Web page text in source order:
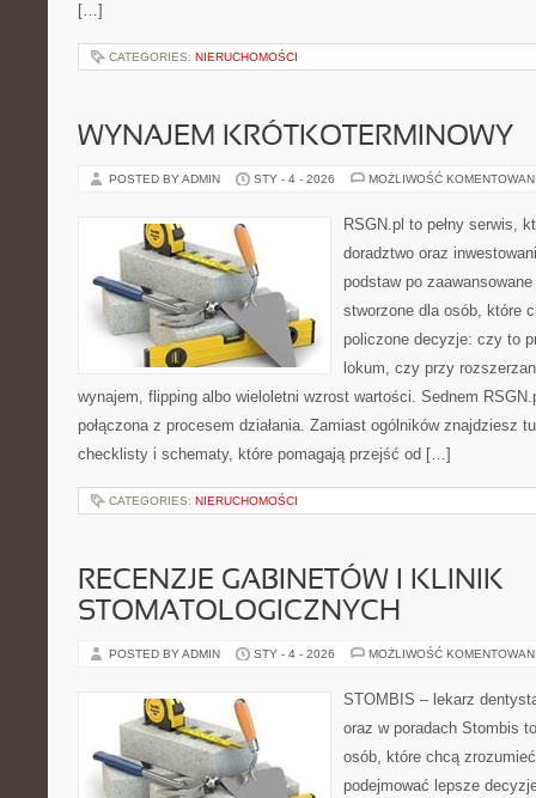
[…]
CATEGORIES: NIERUCHOMOŚCI
WYNAJEM KRÓTKOTERMINOWY
POSTED BY ADMIN STY - 4 - 2026 MOŻLIWOŚĆ
RSGN.pl to pełny serwis,
doradztwo oraz
podstaw po
stworzone dla osób, które
policzone decyzje: czy to
lokum, czy przy
wynajem, flipping albo wieloletni wzrost wartości. Sednem
połączona z procesem działania. Zamiast ogólników znajdziesz
checklisty i schematy, które pomagają przejść od […]
CATEGORIES: NIERUCHOMOŚCI
RECENZJE GABINETÓW I KLINIK
STOMATOLOGICZNYCH
POSTED BY ADMIN STY - 4 - 2026 MOŻLIWOŚĆ
STOMBIS – lekarz
oraz w poradach Stombis
osób, które chcą
podejmować lepsze